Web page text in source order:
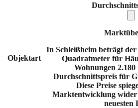
Objektart
In Schleißheim beträgt
Quadratmeter für
Wohnungen 2.180
Durchschnittspreis für
Diese Preise
Marktentwicklung wider
neuesten